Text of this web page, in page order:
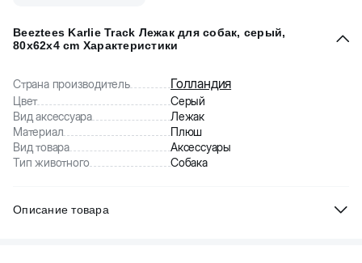
Beeztees Karlie Track Лежак для собак, серый,
80x62x4 cm Характеристики
Страна производитель Голландия
Цвет
Серый
Вид аксессуара
Лежак
Материал
Плюш
Вид товара
Аксессуары
Тип животного
Собака
Описание товара